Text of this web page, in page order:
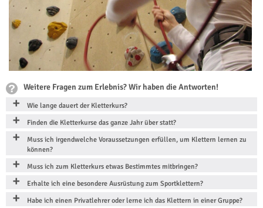
Weitere Fragen zum Erlebnis? Wir haben die Antworten!
Wie lange dauert der Kletterkurs?
Finden die Kletterkurse das ganze Jahr über statt?
Muss ich irgendwelche Voraussetzungen erfüllen, um Klettern lernen zu
können?
Muss ich zum Kletterkurs etwas Bestimmtes mitbringen?
Erhalte ich eine besondere Ausrüstung zum Sportklettern?
Habe ich einen Privatlehrer oder lerne ich das Klettern in einer Gruppe?